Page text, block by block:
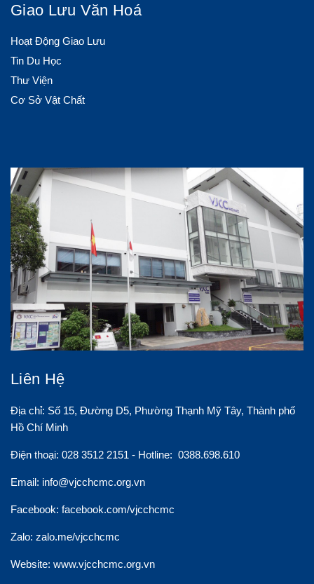
Giao Lưu Văn Hoá
Hoạt Động Giao Lưu
Tin Du Học
Thư Viện
Cơ Sở Vật Chất
Liên Hệ
Địa chỉ: Số 15, Đường D5, Phường Thạnh Mỹ Tây, Thành phố
Hồ Chí Minh
Điện thoại: 028 3512 2151 - Hotline: 0388.698.610
Email: info@vjcchcmc.org.vn
Facebook: facebook.com/vjcchcmc
Zalo: zalo.me/vjcchcmc
Website: www.vjcchcmc.org.vn